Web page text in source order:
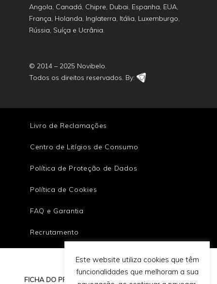
Angola, Canadá, Chipre, Dubai, Espanha, EUA,
França, Holanda, Inglaterra, Itália, Luxemburgo,
Rússia, Suíça e Ucrânia.
© 2014 – 2025 Novibelo.
Todos os direitos reservados. By:
Livro de Reclamações
Centro de Litígios de Consumo
Política de Proteção de Dados
Política de Cookies
FAQ e Garantia
Recrutamento
FICHA DO PROJETO
Este website utiliza cookies que têm
funcionalidades que melhoram a sua